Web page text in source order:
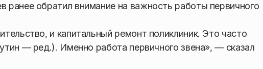
обратил внимание на важность работы первичного
и капитальный ремонт поликлиник. Это часто
— ред.). Именно работа первичного звена», — сказал